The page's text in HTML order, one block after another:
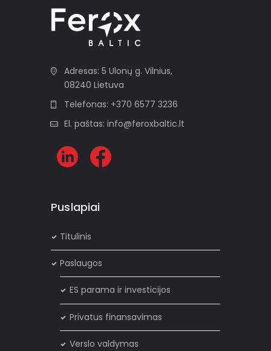
Adresas: 5 Ulonų g. Vilnius,
08240 Lietuva
Telefonas: +370 6577 3236
El. paštas: info@feroxbaltic.lt
Puslapiai
Titulinis
Paslaugos
ES parama ir investicijos
Privatus finansavimas
Verslo valdymas